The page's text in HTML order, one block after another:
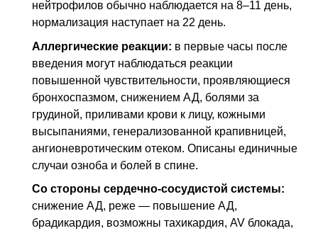
нейтрофилов обычно наблюдается на 8–11 день,
нормализация наступает на 22 день.
Аллергические реакции: в первые часы после
введения могут наблюдаться реакции
повышенной чувствительности, проявляющиеся
бронхоспазмом, снижением АД, болями за
грудиной, приливами крови к лицу, кожными
высыпаниями, генерализованной крапивницей,
ангионевротическим отеком. Описаны единичные
случаи озноба и болей в спине.
Со стороны сердечно-сосудистой системы:
снижение АД, реже — повышение АД,
брадикардия, возможны тахикардия, AV блокада,